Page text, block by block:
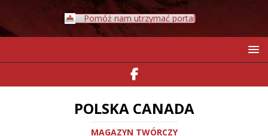
Pomóż nam utrzymać portal
POLSKA CANADA
MAGAZYN TWÓRCZY